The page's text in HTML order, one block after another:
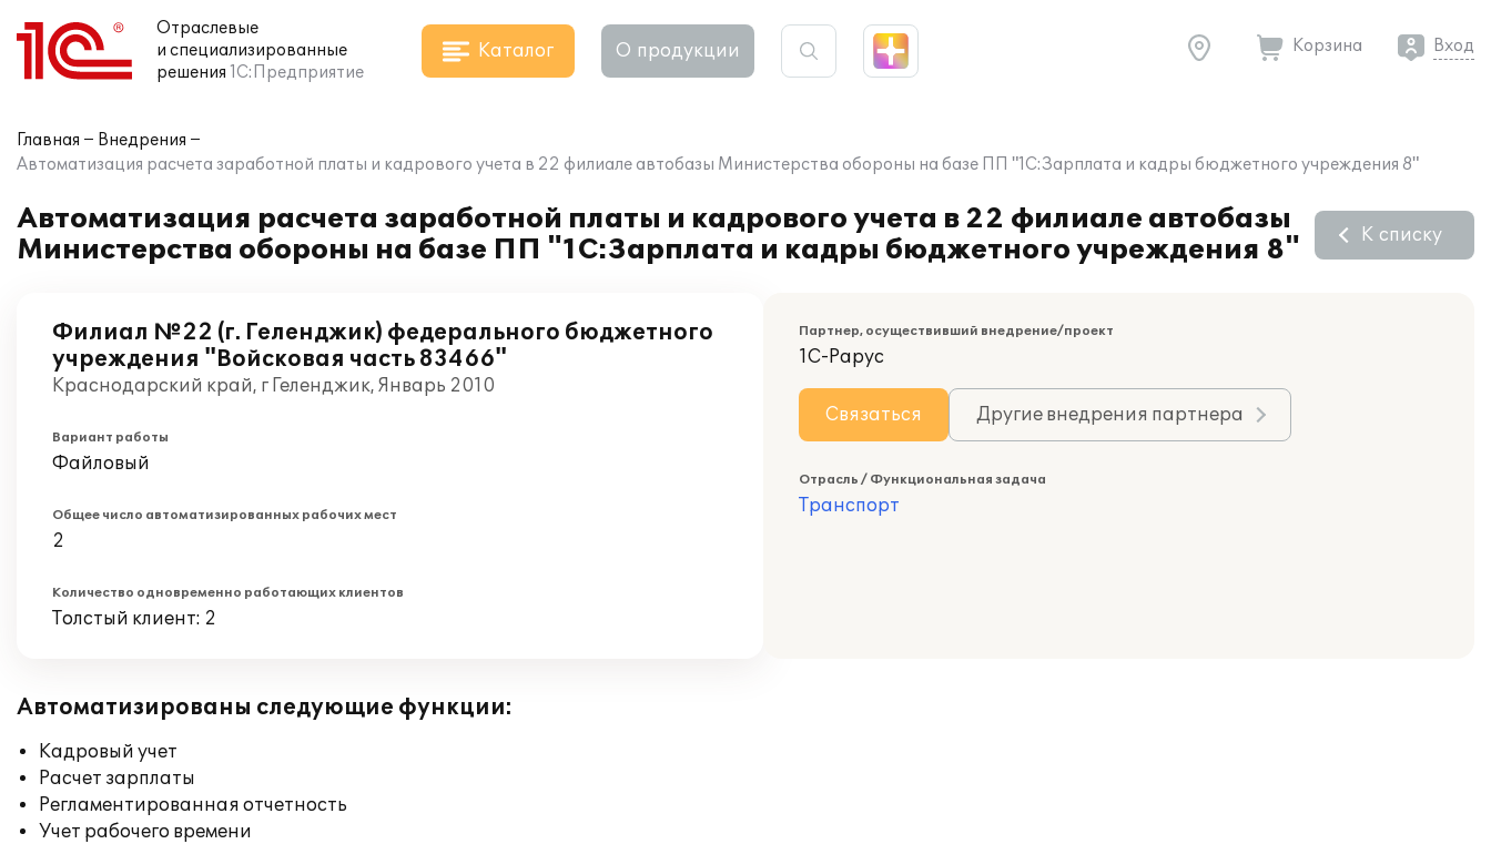
Отраслевые
и специализированные
решения 1С:Предприятие
Каталог О продукции Корзина Вход
Главная
Внедрения
Автоматизация расчета заработной платы и кадрового учета в 22 филиале автобазы Министерства обороны на базе ПП "1С:Зарплата и кадры бюджетного учреждения 8"
Автоматизация расчета заработной платы и кадрового учета в 22 филиале автобазы
Министерства обороны на базе ПП "1С:Зарплата и кадры бюджетного учреждения 8"
К списку
Филиал №22 (г. Геленджик) федерального бюджетного
учреждения "Войсковая часть 83466"
Краснодарский край, г Геленджик, Январь 2010
Вариант работы
Файловый
Общее число автоматизированных рабочих мест
2
Количество одновременно работающих клиентов
Толстый клиент: 2
Партнер, осуществивший внедрение/проект
1С-Рарус
Связаться Другие внедрения партнера
Отрасль / Функциональная задача
Транспорт
Автоматизированы следующие функции:
Кадровый учет
Расчет зарплаты
Регламентированная отчетность
Учет рабочего времени